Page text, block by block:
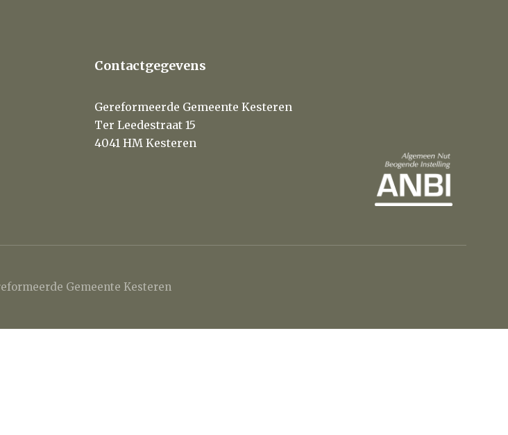
Contactgegevens
Gereformeerde Gemeente Kesteren
Ter Leedestraat 15
4041 HM Kesteren
Gemeente Kesteren